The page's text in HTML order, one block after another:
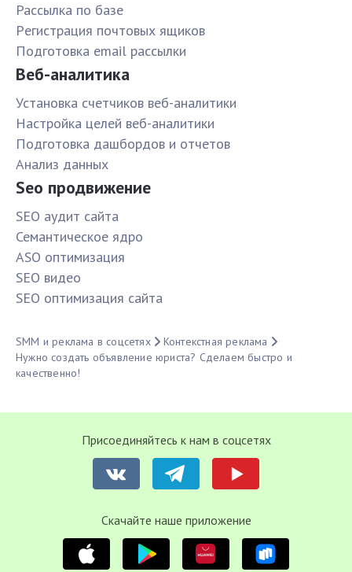
Рассылка по базе
Pегистрация почтовых ящиков
Подготовка email рассылки
Веб-аналитика
Установка счетчиков веб-аналитики
Настройка целей веб-аналитики
Подготовка дашбордов и отчетов
Анализ данных
Seo продвижение
SЕО аудит сайта
Семантическое ядро
ASO оптимизация
SЕО видео
SЕО оптимизация сайта
SMM и реклама в соцсетях
Контекстная реклама
Нужно создать объявление юриста? Сделаем быстро и
качественно!
Присоединяйтесь к нам в соцсетях
Cкачайте наше приложение